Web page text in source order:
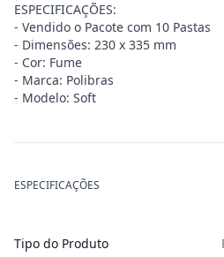
ESPECIFICAÇÕES:
- Vendido o Pacote com 10 Pastas
- Dimensões: 230 x 335 mm
- Cor: Fume
- Marca: Polibras
- Modelo: Soft
ESPECIFICAÇÕES
Tipo do Produto